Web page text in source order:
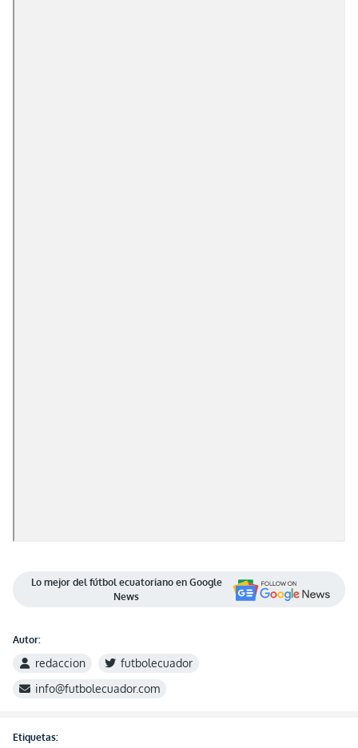
Lo mejor del fútbol ecuatoriano en Google
News
Autor:
redaccion
futbolecuador
info@futbolecuador.com
Etiquetas: